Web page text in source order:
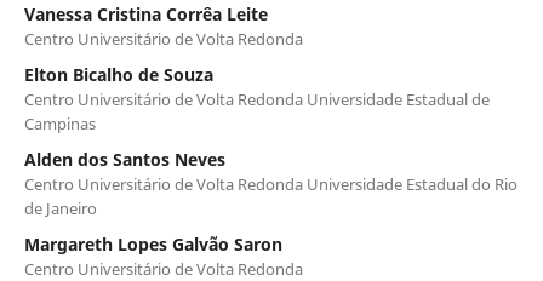
Vanessa Cristina Corrêa Leite
Centro Universitário de Volta Redonda
Elton Bicalho de Souza
Centro Universitário de Volta Redonda Universidade Estadual de
Campinas
Alden dos Santos Neves
Centro Universitário de Volta Redonda Universidade Estadual do Rio
de Janeiro
Margareth Lopes Galvão Saron
Centro Universitário de Volta Redonda